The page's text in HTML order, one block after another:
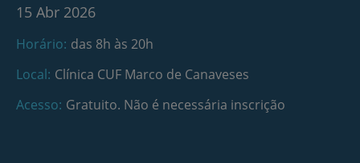
15 Abr 2026
Horário das 8h às 20h
Local Clínica CUF Marco de Canaveses
Acesso Gratuito. Não é necessária inscrição